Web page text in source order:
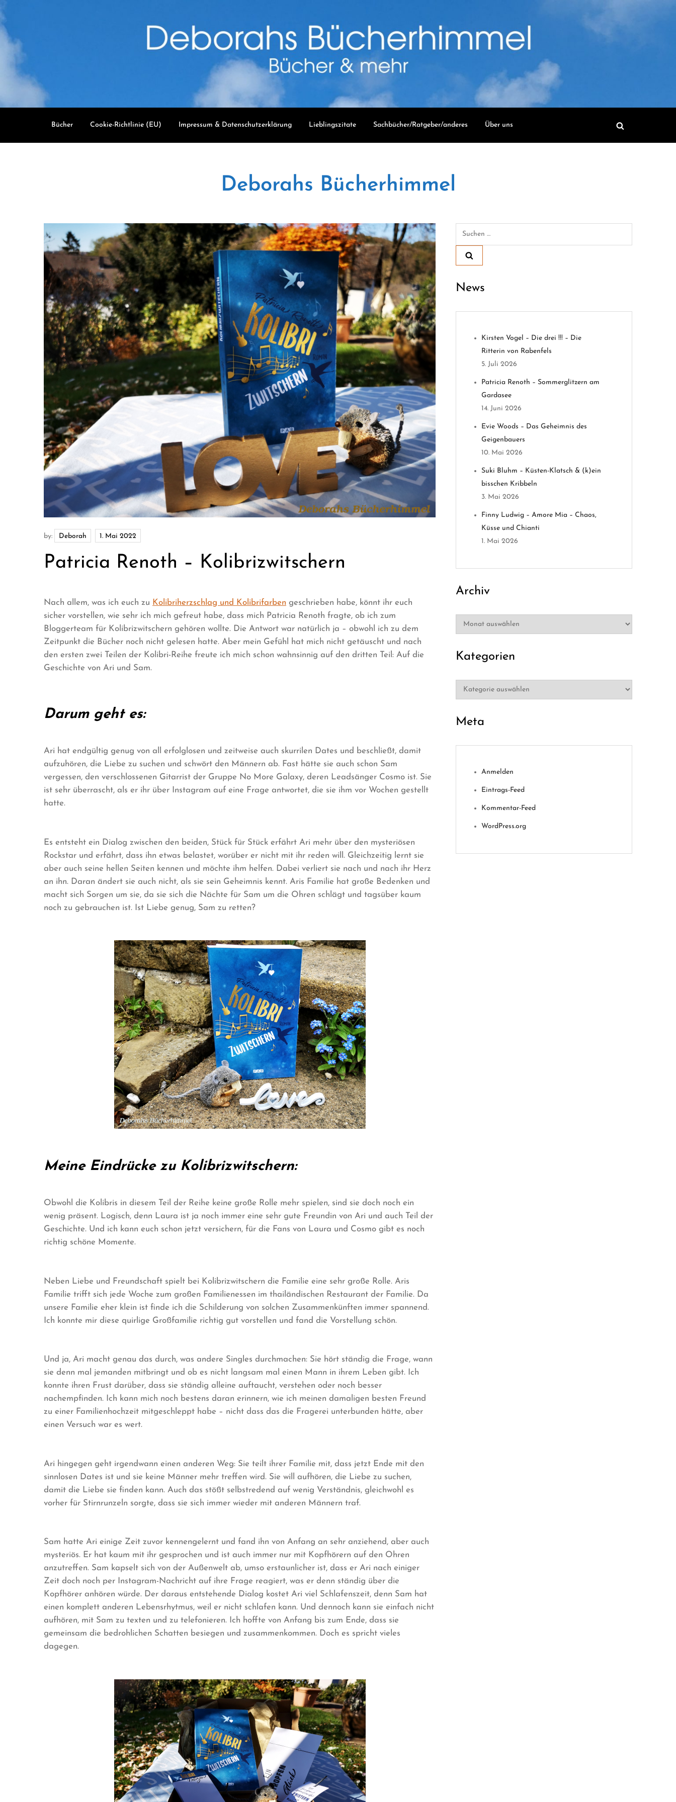
content
Bücher Cookie-Richtlinie (EU) Impressum & Datenschutzerklärung Lieblingszitate Sachbücher/Ratgeber/anderes Über uns
Deborahs Bücherhimmel
by: Deborah
Patricia Renoth – Kolibrizwitschern
Nach allem, was ich euch zu Kolibriherzschlag und Kolibrifarben geschrieben habe, könnt ihr euch
sicher vorstellen, wie sehr ich mich gefreut habe, dass mich Patricia Renoth fragte, ob ich zum
Bloggerteam für Kolibrizwitschern gehören wollte. Die Antwort war natürlich ja – obwohl ich zu dem
Zeitpunkt die Bücher noch nicht gelesen hatte. Aber mein Gefühl hat mich nicht getäuscht und nach
den ersten zwei Teilen der Kolibri-Reihe freute ich mich schon wahnsinnig auf den dritten Teil: Auf die
Geschichte von Ari und Sam.
Darum geht es:
Ari hat endgültig genug von all erfolglosen und zeitweise auch skurrilen Dates und beschließt, damit
aufzuhören, die Liebe zu suchen und schwört den Männern ab. Fast hätte sie auch schon Sam
vergessen, den verschlossenen Gitarrist der Gruppe No More Galaxy, deren Leadsänger Cosmo ist. Sie
ist sehr überrascht, als er ihr über Instagram auf eine Frage antwortet, die sie ihm vor Wochen gestellt
hatte.
Es entsteht ein Dialog zwischen den beiden, Stück für Stück erfährt Ari mehr über den mysteriösen
Rockstar und erfährt, dass ihn etwas belastet, worüber er nicht mit ihr reden will. Gleichzeitig lernt sie
aber auch seine hellen Seiten kennen und möchte ihm helfen. Dabei verliert sie nach und nach ihr Herz
an ihn. Daran ändert sie auch nicht, als sie sein Geheimnis kennt. Aris Familie hat große Bedenken und
macht sich Sorgen um sie, da sie sich die Nächte für Sam um die Ohren schlägt und tagsüber kaum
noch zu gebrauchen ist. Ist Liebe genug, Sam zu retten?
Meine Eindrücke zu Kolibrizwitschern:
Obwohl die Kolibris in diesem Teil der Reihe keine große Rolle mehr spielen, sind sie doch noch ein
wenig präsent. Logisch, denn Laura ist ja noch immer eine sehr gute Freundin von Ari und auch Teil der
Geschichte. Und ich kann euch schon jetzt versichern, für die Fans von Laura und Cosmo gibt es noch
richtig schöne Momente.
Neben Liebe und Freundschaft spielt bei Kolibrizwitschern die Familie eine sehr große Rolle. Aris
Familie trifft sich jede Woche zum großen Familienessen im thailändischen Restaurant der Familie. Da
unsere Familie eher klein ist finde ich die Schilderung von solchen Zusammenkünften immer spannend.
Ich konnte mir diese quirlige Großfamilie richtig gut vorstellen und fand die Vorstellung schön.
Und ja, Ari macht genau das durch, was andere Singles durchmachen: Sie hört ständig die Frage, wann
sie denn mal jemanden mitbringt und ob es nicht langsam mal einen Mann in ihrem Leben gibt. Ich
konnte ihren Frust darüber, dass sie ständig alleine auftaucht, verstehen oder noch besser
nachempfinden. Ich kann mich noch bestens daran erinnern, wie ich meinen damaligen besten Freund
zu einer Familienhochzeit mitgeschleppt habe – nicht dass das die Fragerei unterbunden hätte, aber
einen Versuch war es wert.
Ari hingegen geht irgendwann einen anderen Weg: Sie teilt ihrer Familie mit, dass jetzt Ende mit den
sinnlosen Dates ist und sie keine Männer mehr treffen wird. Sie will aufhören, die Liebe zu suchen,
damit die Liebe sie finden kann. Auch das stößt selbstredend auf wenig Verständnis, gleichwohl es
vorher für Stirnrunzeln sorgte, dass sie sich immer wieder mit anderen Männern traf.
Sam hatte Ari einige Zeit zuvor kennengelernt und fand ihn von Anfang an sehr anziehend, aber auch
mysteriös. Er hat kaum mit ihr gesprochen und ist auch immer nur mit Kopfhörern auf den Ohren
anzutreffen. Sam kapselt sich von der Außenwelt ab, umso erstaunlicher ist, dass er Ari nach einiger
Zeit doch noch per Instagram-Nachricht auf ihre Frage reagiert, was er denn ständig über die
Kopfhörer anhören würde. Der daraus entstehende Dialog kostet Ari viel Schlafenszeit, denn Sam hat
einen komplett anderen Lebensrhytmus, weil er nicht schlafen kann. Und dennoch kann sie einfach nicht
aufhören, mit Sam zu texten und zu telefonieren. Ich hoffte von Anfang bis zum Ende, dass sie
gemeinsam die bedrohlichen Schatten besiegen und zusammenkommen. Doch es spricht vieles
dagegen.
Suchen
News
Kirsten Vogel – Die drei !!! – Die
Ritterin von Rabenfels
5. Juli 2026
Patricia Renoth – Sommerglitzern am
Gardasee
14. Juni 2026
Evie Woods – Das Geheimnis des
Geigenbauers
10. Mai 2026
Suki Bluhm – Küsten-Klatsch & (k)ein
bisschen Kribbeln
3. Mai 2026
Finny Ludwig – Amore Mia – Chaos,
Küsse und Chianti
1. Mai 2026
Archiv
Archiv
Kategorien
Kategorien
Meta
Anmelden
Eintrags-Feed
Kommentar-Feed
WordPress.org